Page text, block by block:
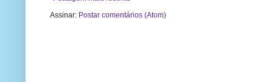
Assinar: Postar comentários (Atom)